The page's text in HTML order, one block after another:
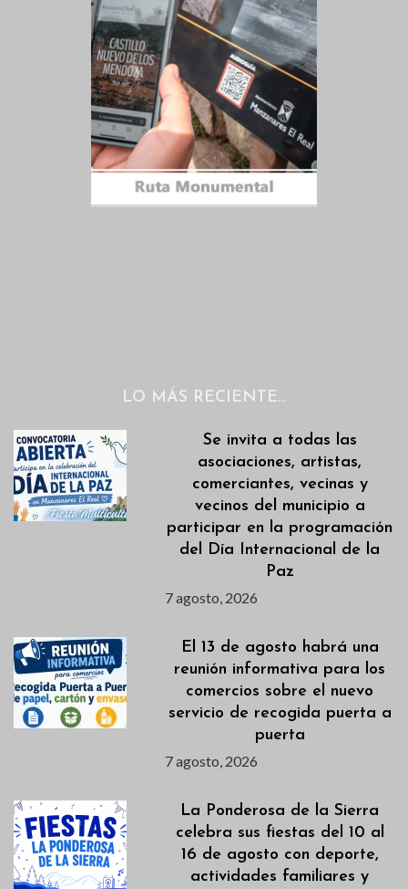
LO MÁS RECIENTE…
Se invita a todas las
asociaciones, artistas,
comerciantes, vecinas y
vecinos del municipio a
participar en la programación
del Día Internacional de la
Paz
7 agosto, 2026
El 13 de agosto habrá una
reunión informativa para los
comercios sobre el nuevo
servicio de recogida puerta a
puerta
7 agosto, 2026
La Ponderosa de la Sierra
celebra sus fiestas del 10 al
16 de agosto con deporte,
actividades familiares y